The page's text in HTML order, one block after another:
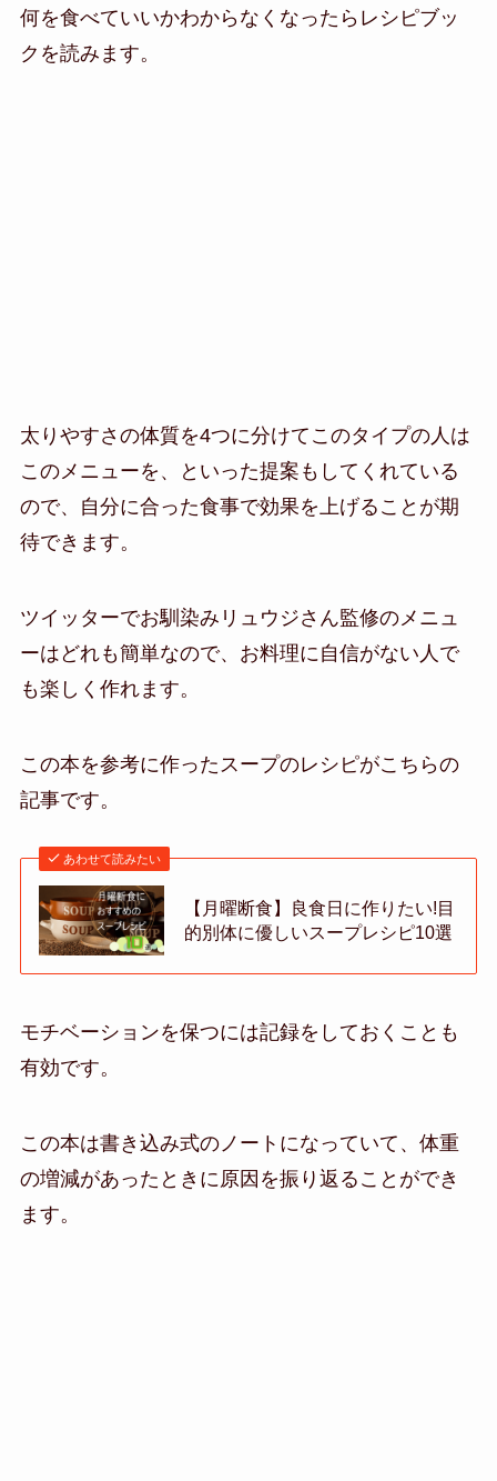
何を食べていいかわからなくなったらレシピブッ
クを読みます。
太りやすさの体質を4つに分けてこのタイプの人は
このメニューを、といった提案もしてくれている
ので、自分に合った食事で効果を上げることが期
待できます。
ツイッターでお馴染みリュウジさん監修のメニュ
ーはどれも簡単なので、お料理に自信がない人で
も楽しく作れます。
この本を参考に作ったスープのレシピがこちらの
記事です。
あわせて読みたい
【月曜断食】良食日に作りたい!目
的別体に優しいスープレシピ10選
モチベーションを保つには記録をしておくことも
有効です。
この本は書き込み式のノートになっていて、体重
の増減があったときに原因を振り返ることができ
ます。